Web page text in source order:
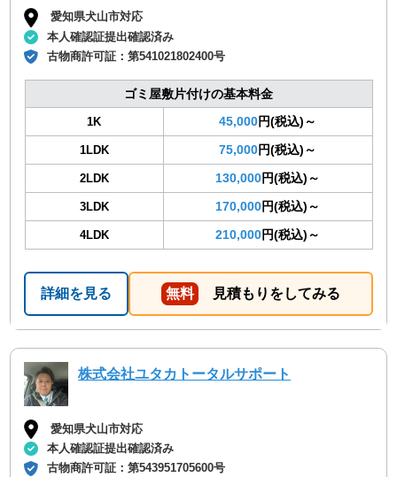
愛知県犬山市対応
本人確認証提出確認済み
古物商許可証：第541021802400号
ゴミ屋敷片付けの基本料金
1K 45,000円(税込)～
1LDK 75,000円(税込)～
2LDK 130,000円(税込)～
3LDK 170,000円(税込)～
4LDK 210,000円(税込)～
詳細を見る 無料 見積もりをしてみる
株式会社ユタカトータルサポート
愛知県犬山市対応
本人確認証提出確認済み
古物商許可証：第543951705600号